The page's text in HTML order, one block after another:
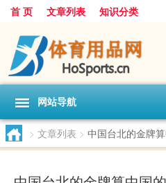
首 页 文章列表 知识分类
网站导航
> 文章列表 > 中国台北的金牌